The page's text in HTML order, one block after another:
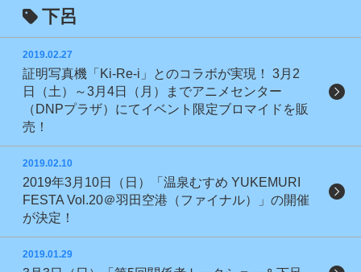
下呂
2019.02.27
証明写真機「Ki-Re-i」とのコラボが実現！ 3月2
日（土）～3月4日（月）までアニメセンター
（DNPプラザ）にてイベント限定ブロマイドを販
売！
2019.02.10
2019年3月10日（日）「温泉むすめ YUKEMURI
FESTA Vol.20＠羽田空港（ファイナル）」の開催
が決定！
2019.01.29